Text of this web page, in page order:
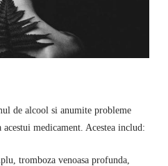
de alcool si anumite probleme
medicament. Acestea includ:
tromboza venoasa profunda,